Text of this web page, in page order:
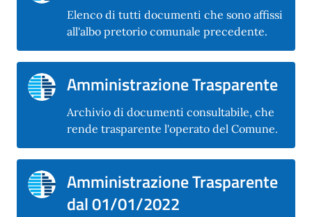
Elenco di tutti documenti che sono affissi
all'albo pretorio comunale precedente.
Amministrazione Trasparente
Archivio di documenti consultabile, che
rende trasparente l'operato del Comune.
Amministrazione Trasparente
dal 01/01/2022